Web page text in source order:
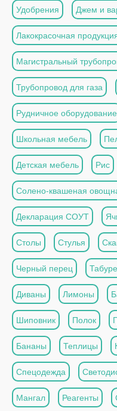
Удобрения Джем и
Лакокрасочная
Магистральный
Трубопровод для газа
Рудничное оборудование
Школьная мебель
Детская мебель Рис
Солено-квашеная
Декларация СОУТ
Столы Стулья
Черный перец
Диваны Лимоны
Шиповник Полок
Бананы Теплицы
Спецодежда
Мангал Реагенты